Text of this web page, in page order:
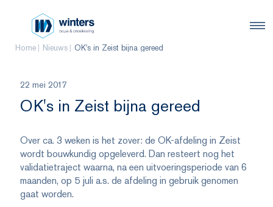
Home Nieuws OK's in Zeist bijna gereed
22 mei 2017
OK's in Zeist bijna gereed
Over ca. 3 weken is het zover: de OK-afdeling in Zeist
wordt bouwkundig opgeleverd. Dan resteert nog het
validatietraject waarna, na een uitvoeringsperiode van 6
maanden, op 5 juli a.s. de afdeling in gebruik genomen
gaat worden.